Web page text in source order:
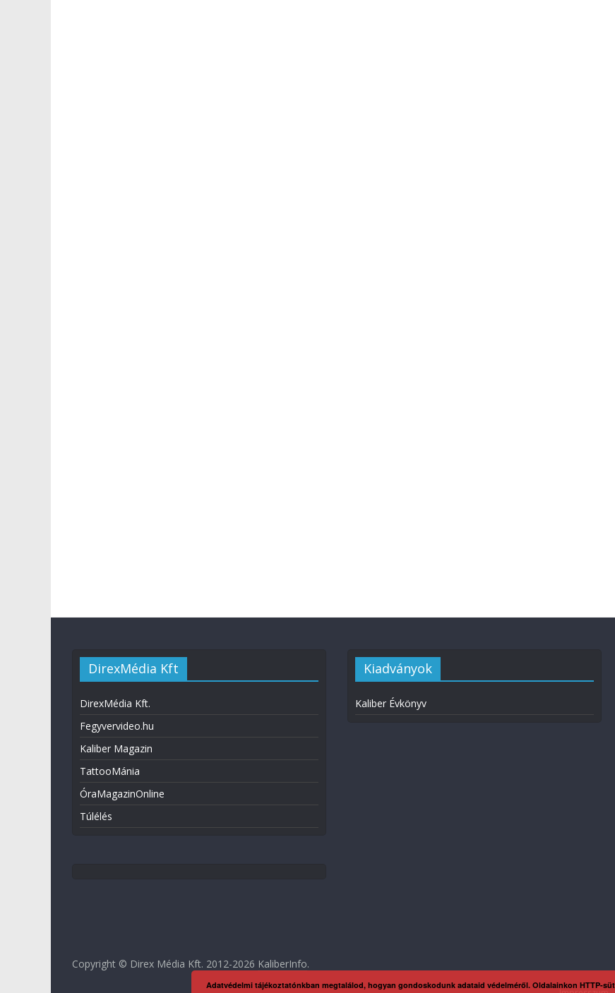
DirexMédia Kft
DirexMédia Kft.
Fegyvervideo.hu
Kaliber Magazin
TattooMánia
ÓraMagazinOnline
Túlélés
Kiadványok
Kaliber Évkönyv
Copyright © Direx Média Kft. 2012-2026 KaliberInfo.
Adatvédelmi tájékoztatónkban megtalálod, hogyan gondoskodunk adataid védelméről. Oldalainkon HTTP-